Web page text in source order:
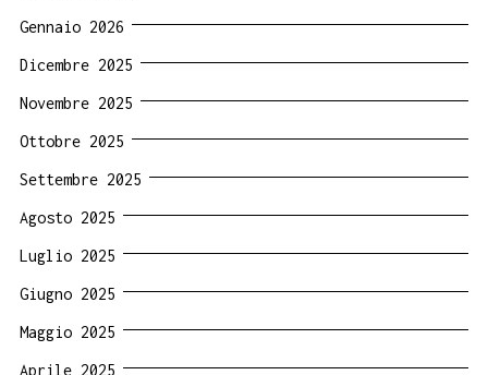
Gennaio 2026
Dicembre 2025
Novembre 2025
Ottobre 2025
Settembre 2025
Agosto 2025
Luglio 2025
Giugno 2025
Maggio 2025
Aprile 2025